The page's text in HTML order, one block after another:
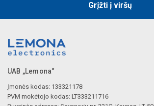
Grįžti į viršų
UAB „Lemona“
Įmonės kodas: 133321178
PVM mokėtojo kodas: LT333211716